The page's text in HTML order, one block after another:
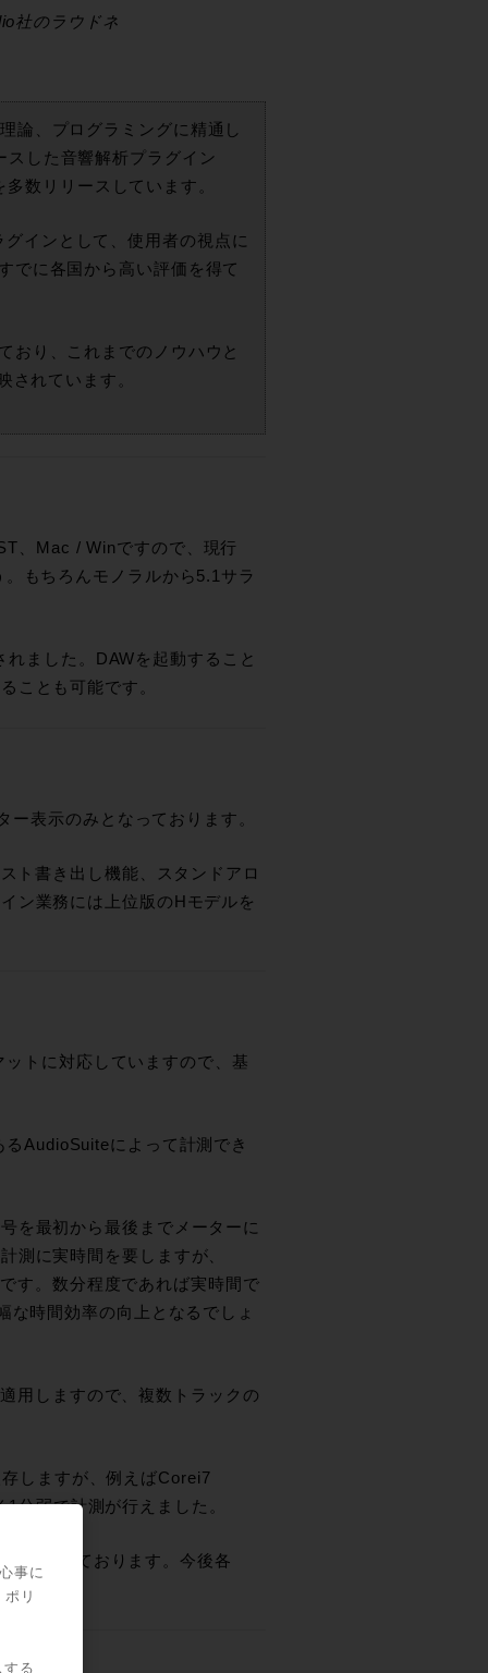
社のラウドネ
、プログラミングに精通し
した音響解析プラグイン
数リリースしています。
インとして、使用者の視点に
でに各国から高い評価を得て
り、これまでのノウハウと
されています。
、Mac / Winですので、現行
もちろんモノラルから5.1サラ
ました。DAWを起動すること
ことも可能です。
表示のみとなっております。
ト書き出し機能、スタンドアロ
ン業務には上位版のHモデルを
トに対応していますので、基
AudioSuiteによって計測でき
を最初から最後までメーターに
測に実時間を要しますが、
す。数分程度であれば実時間で
な時間効率の向上となるでしょ
用しますので、複数トラックの
しますが、例えばCorei7
分弱で計測が行えました。
となっております。今後各
事に
リ
る